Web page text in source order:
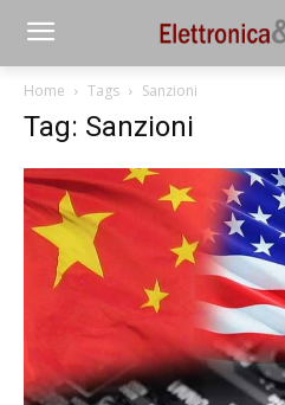
Home Tags Sanzioni
Tag: Sanzioni